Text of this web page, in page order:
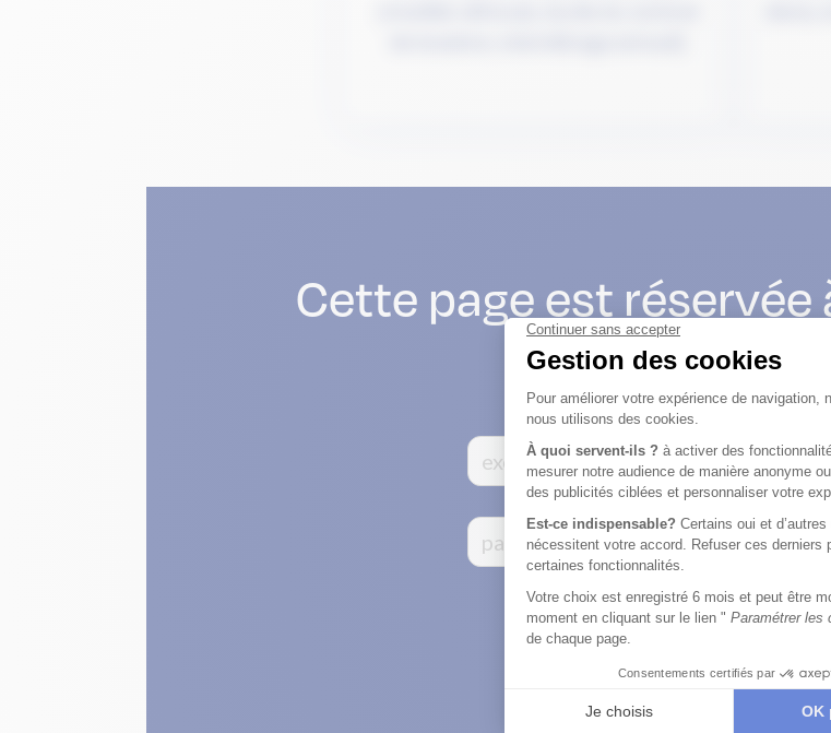
Cette page est
Connectez-vous pour accéder
Se souvenir de
Se connecter